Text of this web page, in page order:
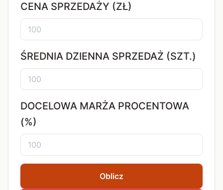
CENA SPRZEDAŻY (ZŁ)
ŚREDNIA DZIENNA SPRZEDAŻ (SZT.)
DOCELOWA MARŻA PROCENTOWA
(%)
Oblicz